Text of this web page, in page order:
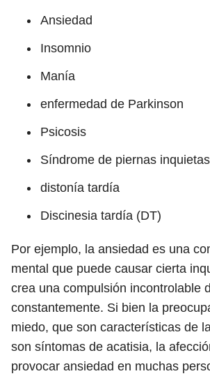
Ansiedad
Insomnio
Manía
enfermedad de Parkinson
Psicosis
Síndrome de piernas inquietas
distonía tardía
Discinesia tardía (DT)
Por ejemplo, la ansiedad es una
mental que puede causar cierta
crea una compulsión incontrolable
constantemente. Si bien la
miedo, que son características de
son síntomas de acatisia, la
provocar ansiedad en muchas